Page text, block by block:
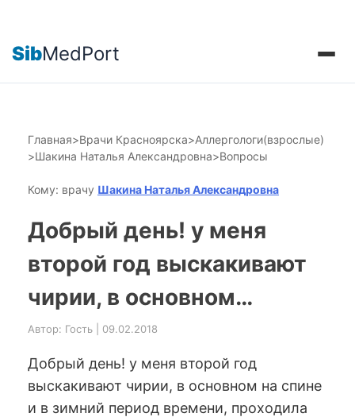
SibMedPort
Главная>Врачи Красноярска>Аллергологи(взрослые)
>Шакина Наталья Александровна>Вопросы
Кому: врачу Шакина Наталья Александровна
Добрый день! у меня
второй год выскакивают
чирии, в основном…
Автор: Гость | 09.02.2018
Добрый день! у меня второй год
выскакивают чирии, в основном на спине
и в зимний период времени, проходила